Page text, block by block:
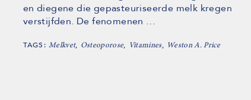
en diegene die gepasteuriseerde melk kregen
verstijfden. De fenomenen …
TAGS:Melkvet, Osteoporose, Vitamines, Weston A. Price